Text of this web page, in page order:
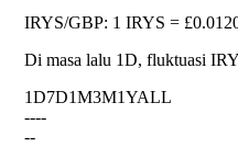
IRYS/GBP: 1 IRYS =
Di masa lalu 1D, fluktuasi
1D7D1M3M1YALL
----
--